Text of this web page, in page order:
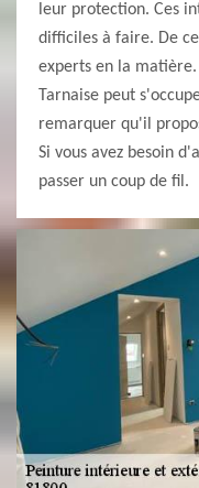
leur protection. Ces
difficiles à faire. De
experts en la
Tarnaise peut
remarquer qu'il
Si vous avez besoin
passer un coup de fil.